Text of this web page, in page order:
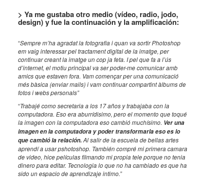
> Ya me gustaba otro medio (vídeo, radio, jodo,
design) y fue la continuación y la amplificación:
“Sempre m’ha agradat la fotografia i quan va sortir Photoshop
em vaig interessar pel tractament digital de la imatge, per
continuar creant la imatge un cop ja feta. I pel que fa a l’ús
d’internet, el motiu principal va ser poder-me comunicar amb
amics que estaven fora. Vam començar per una comunicació
més bàsica (enviar mails) i vam continuar compartint àlbums de
fotos i webs personals”
“Trabajé como secretaria a los 17 años y trabajaba con la
computadora. Eso era aburrídisimo, pero el momento que toqué
la imagen con la computadora eso cambió muchísimo. Ver una
imagen en la computadora y poder transformarla eso es lo
que cambió la relación.Al salir de la escuela de bellas artes
aprendí a usar pshotoshop. También compré mi primera camara
de video, hice películas filmando mi propia tele porque no tenia
dinero para editar. Tecnologia lo que no ha cambiado es que ha
sido un espacio de aprendizaje intimo.”